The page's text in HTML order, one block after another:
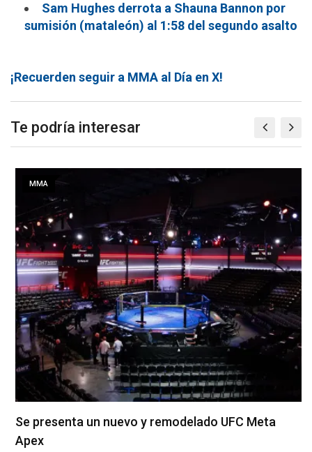
Sam Hughes derrota a Shauna Bannon por
sumisión (mataleón) al 1:58 del segundo asalto
¡Recuerden seguir a MMA al Día en X!
Te podría interesar
MMA
Se presenta un nuevo y remodelado UFC Meta
Apex